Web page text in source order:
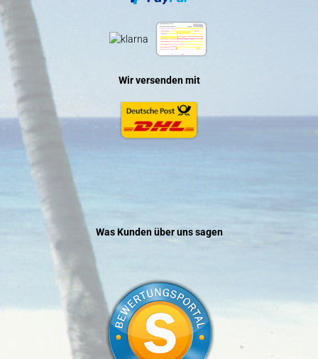
Wir versenden mit
Was Kunden über uns sagen